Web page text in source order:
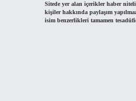
Sitede yer alan içerikler haber
kişiler hakkında paylaşım
isim benzerlikleri tamamen